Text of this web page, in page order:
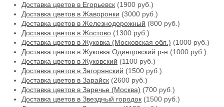
Доставка цветов в Егорьевск (1900 руб.)
Доставка цветов в Жаворонки (3000 руб.)
Доставка цветов в Железнодорожный (800 руб.)
Доставка цветов в Жостово (1300 руб.)
Доставка цветов в Жуковка (Московская обл.) (1000 руб.)
Доставка цветов в Жуковка Одинцовский р-н (1000 руб.)
Доставка цветов в Жуковский (1100 руб.)
Доставка цветов в Загорянский (1500 руб.)
Доставка цветов в Зарайск (2600 руб.)
Доставка цветов в Заречье (Москва) (700 руб.)
Доставка цветов в Звездный городок (1500 руб.)